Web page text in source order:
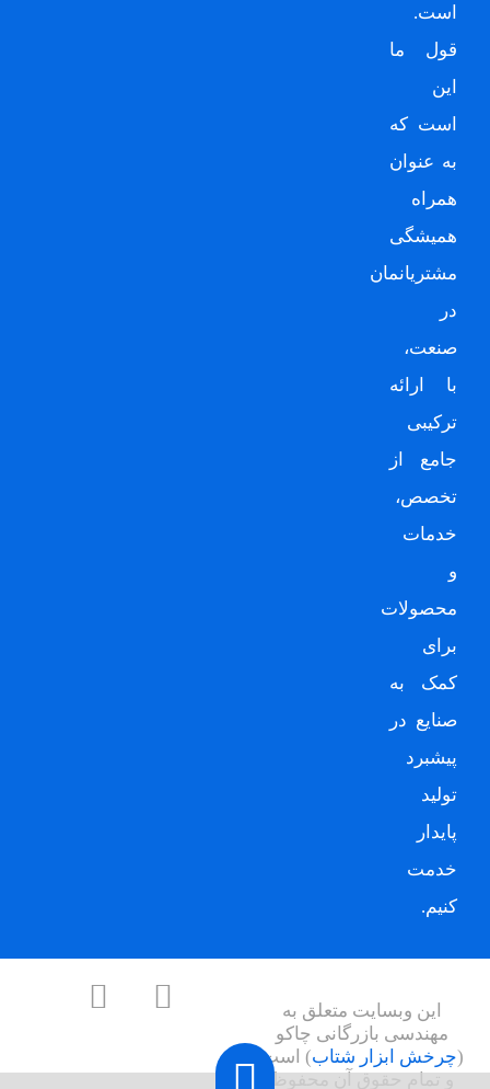
است.
قول ما
این
است که
به عنوان
همراه
همیشگی
مشتریانمان
در
صنعت،
با ارائه
ترکیبی
جامع از
تخصص،
خدمات
و
محصولات
برای
کمک به
صنایع در
پیشبرد
تولید
پایدار
خدمت
کنیم.
این وبسایت متعلق به
مهندسی بازرگانی چاکو
(چرخش ابزار شتاب) است
و تمام حقوق آن محفوظ